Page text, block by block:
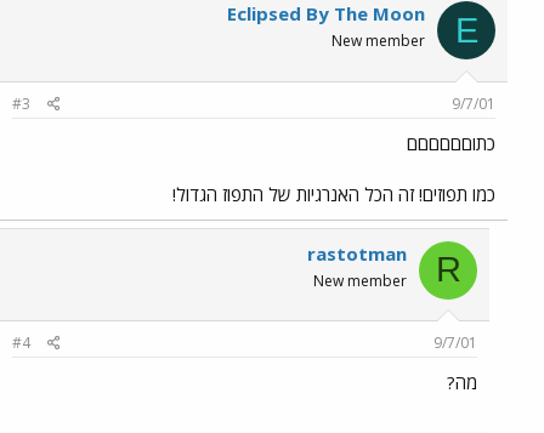
E
Eclipsed By The Moon
New member
9/7/01
#3
כתוםםםםםם
כמו תפוזים! זה הכל האנרגיות של התפוז הגדול!
R
rastotman
New member
9/7/01
#4
מה?